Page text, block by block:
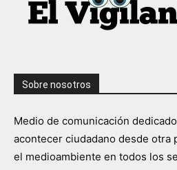
Sobre nosotros
Medio de comunicación
acontecer ciudadano desde otra
el medioambiente en todos los